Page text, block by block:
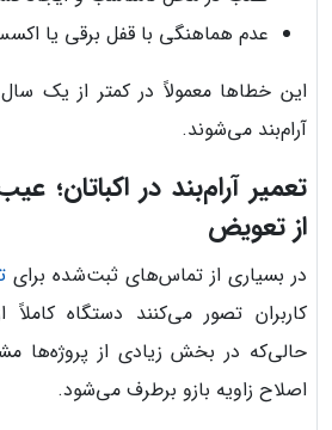
عدم هماهنگی با قفل برقی یا
این خطاها معمولاً در کمتر از یک سال
آرام‌بند می‌شوند.
تعمیر آرام‌بند در اکباتان؛
از تعویض
در بسیاری از تماس‌های ثبت‌شده برای
کاربران تصور می‌کنند دستگاه کاملاً
حالی‌که در بخش زیادی از پروژه‌ها
اصلاح زاویه بازو برطرف می‌شود.